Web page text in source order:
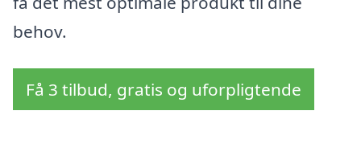
behov.
Få 3 tilbud, gratis og uforpligtende